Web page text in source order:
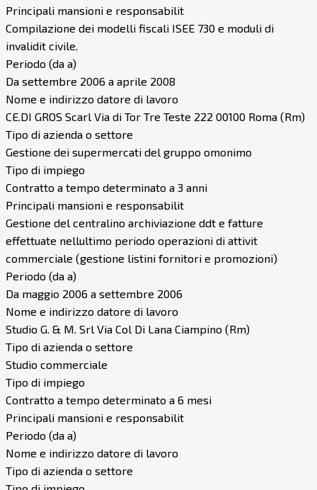
Principali mansioni e responsabilit
Compilazione dei modelli fiscali ISEE 730 e moduli di
invalidit civile.
Periodo (da a)
Da settembre 2006 a aprile 2008
Nome e indirizzo datore di lavoro
CE.DI GROS Scarl Via di Tor Tre Teste 222 00100 Roma (Rm)
Tipo di azienda o settore
Gestione dei supermercati del gruppo omonimo
Tipo di impiego
Contratto a tempo determinato a 3 anni
Principali mansioni e responsabilit
Gestione del centralino archiviazione ddt e fatture
effettuate nellultimo periodo operazioni di attivit
commerciale (gestione listini fornitori e promozioni)
Periodo (da a)
Da maggio 2006 a settembre 2006
Nome e indirizzo datore di lavoro
Studio G. & M. Srl Via Col Di Lana Ciampino (Rm)
Tipo di azienda o settore
Studio commerciale
Tipo di impiego
Contratto a tempo determinato a 6 mesi
Principali mansioni e responsabilit
Periodo (da a)
Nome e indirizzo datore di lavoro
Tipo di azienda o settore